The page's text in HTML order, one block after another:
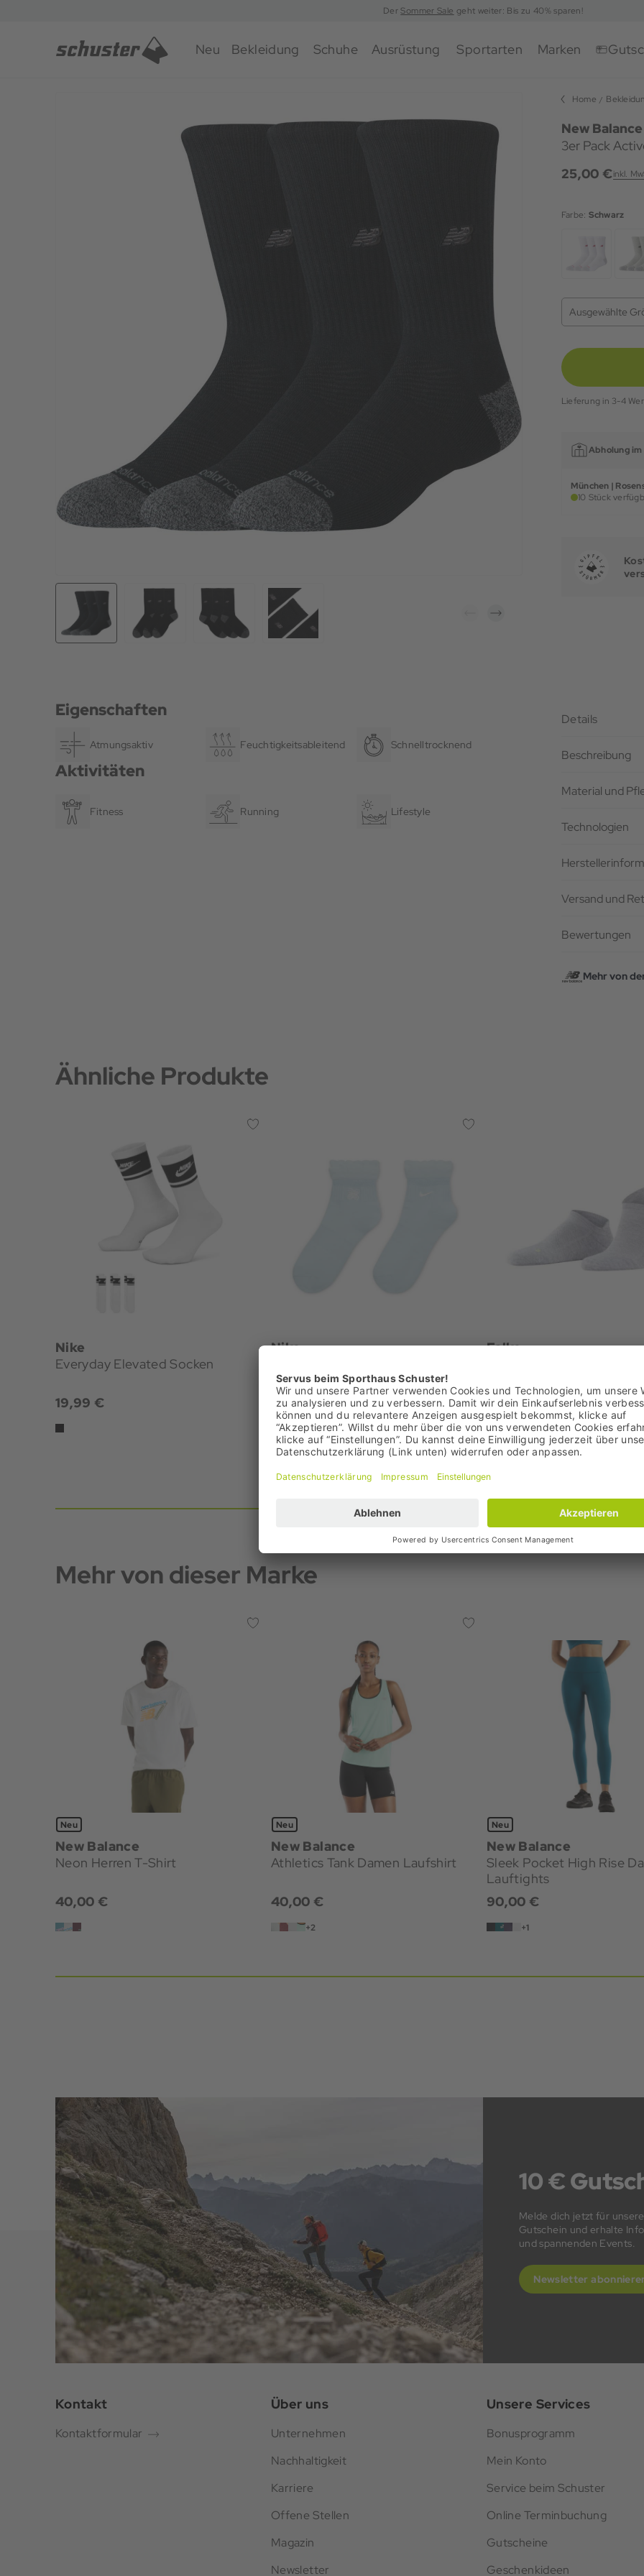
DerSommer Sale geht weiter: Bis zu 40% sparen!
Neu Bekleidung Schuhe Ausrüstung Sportarten Marken
Home
New Balance
3er Pack
25,00 €inkl.
Farbe: Schwarz
Ausgewählte
Lieferung in 3-4
Abholung im
München |
10 Stück
Eigenschaften
Atmungsaktiv Feuchtigkeitsableitend Schnelltrocknend
Aktivitäten
Fitness Running Lifestyle
Details
Beschreibung
Material und
Technologien
Versand und
Bewertungen
Mehr von
Ähnliche Produkte
Nike
Everyday Elevated Socken
19,99 €
Nike
9,95 €
Bestpreis: 9,95 €
UVP: 14,99 €
Falke
9,95 €
Bestpreis: 9,95 €
UVP: 13,00 €
Mehr von dieser Marke
Neu
New Balance
Neon Herren T-Shirt
40,00 €
Neu
New Balance
Athletics Tank Damen Laufshirt
40,00 €
+2
Neu
New Balance
Sleek Pocket High Rise
Lauftights
90,00 €
+1
10 €
Melde dich jetzt für
Gutschein und erhalte
und spannenden Events.
Newsletter
Kontakt
Kontaktformular
Über uns
Unternehmen
Nachhaltigkeit
Karriere
Offene Stellen
Magazin
Newsletter
Unsere Services
Bonusprogramm
Mein Konto
Service beim Schuster
Online Terminbuchung
Gutscheine
Geschenkideen